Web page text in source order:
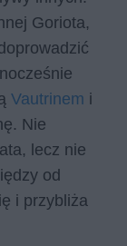
Goriota,
Vautrinem i
Nie
lecz nie
od
i przybliża